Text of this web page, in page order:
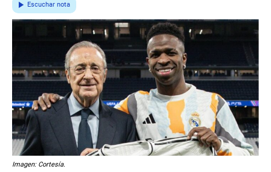
Escuchar nota
Imagen: Cortesía.